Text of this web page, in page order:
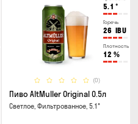
5.1 °
Горечь
26 IBU
Плотность
12 %
(0)
Пиво AltMuller Original 0.5л
Светлое, Фильтрованное, 5.1°